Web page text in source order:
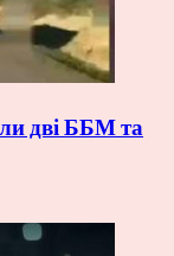
дві ББМ та